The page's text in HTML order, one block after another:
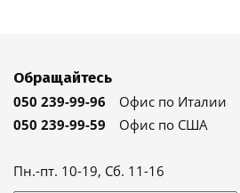
Обращайтесь
050 239-99-96
Офис по Италии
050 239-99-59
Офис по США
Пн.-пт. 10-19, Сб. 11-16